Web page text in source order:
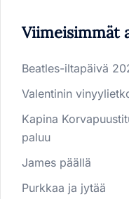
Viimeisimmät
Beatles-iltapäivä
Valentinin
Kapina
paluu
James päällä
Purkkaa ja jytää